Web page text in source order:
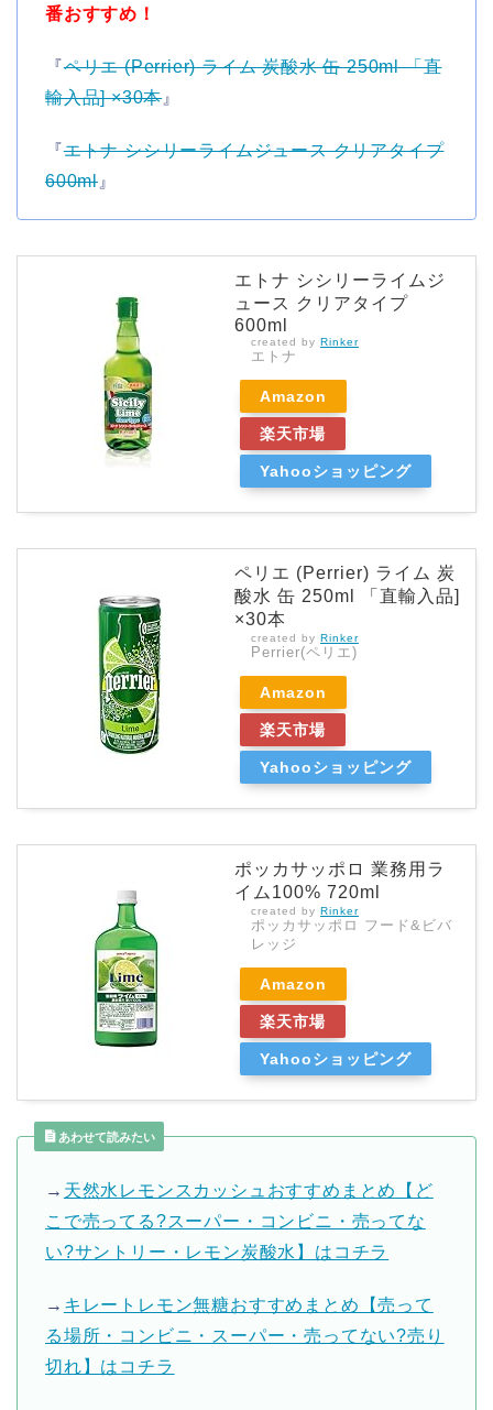
番おすすめ！
『ペリエ (Perrier) ライム 炭酸水 缶 250ml 「直
輸入品] ×30本』
『エトナ シシリーライムジュース クリアタイプ
600ml 』
エトナ シシリーライムジ
ュース クリアタイプ
600ml
created by Rinker
エトナ
Amazon
楽天市場
Yahooショッピング
ペリエ (Perrier) ライム 炭
酸水 缶 250ml 「直輸入品]
×30本
created by Rinker
Perrier(ペリエ)
Amazon
楽天市場
Yahooショッピング
ポッカサッポロ 業務用ラ
イム100% 720ml
created by Rinker
ポッカサッポロ フード&ビバ
レッジ
Amazon
楽天市場
Yahooショッピング
あわせて読みたい
→ 天然水レモンスカッシュおすすめまとめ【ど
こで売ってる?スーパー・コンビニ・売ってな
い?サントリー・レモン炭酸水】はコチラ
→ キレートレモン無糖おすすめまとめ【売って
る場所・コンビニ・スーパー・売ってない?売り
切れ】はコチラ